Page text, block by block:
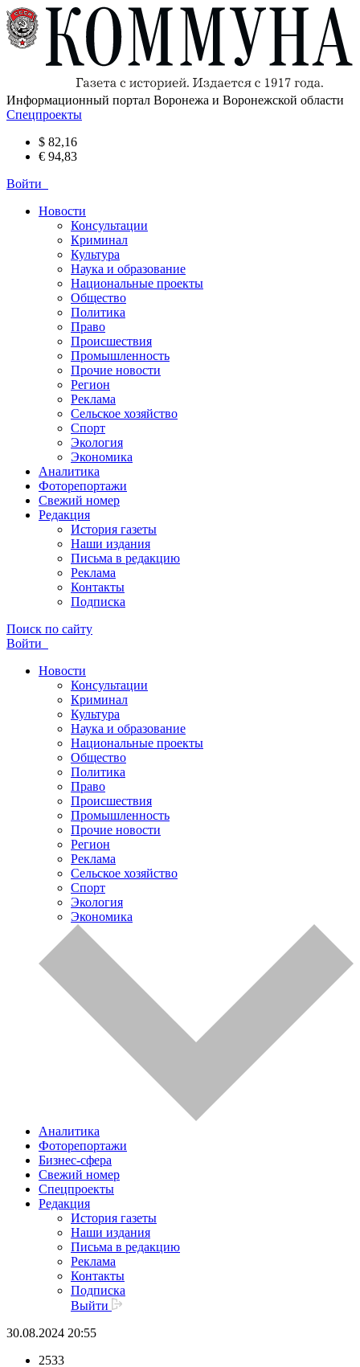
Информационный портал Воронежа и Воронежской области
Спецпроекты
$ 82,16
€ 94,83
Войти
Новости
Консультации
Криминал
Культура
Наука и образование
Национальные проекты
Общество
Политика
Право
Происшествия
Промышленность
Прочие новости
Регион
Реклама
Сельское хозяйство
Спорт
Экология
Экономика
Аналитика
Фоторепортажи
Свежий номер
Редакция
История газеты
Наши издания
Письма в редакцию
Реклама
Контакты
Подписка
Поиск по сайту
Войти
Новости
Консультации
Криминал
Культура
Наука и образование
Национальные проекты
Общество
Политика
Право
Происшествия
Промышленность
Прочие новости
Регион
Реклама
Сельское хозяйство
Спорт
Экология
Экономика
Аналитика
Фоторепортажи
Бизнес-сфера
Свежий номер
Спецпроекты
Редакция
История газеты
Наши издания
Письма в редакцию
Реклама
Контакты
Подписка
Выйти
30.08.2024 20:55
2533